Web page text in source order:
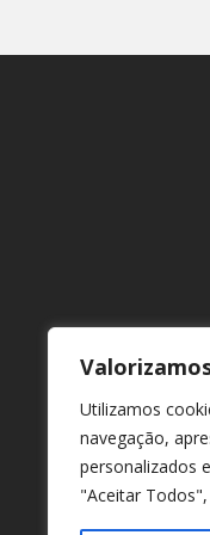
Utilizamos
navegação,
personalizados
"Aceitar